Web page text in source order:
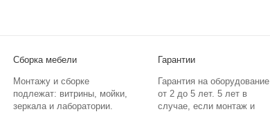
Сборка мебели
Монтажу и сборке
подлежат: витрины, мойки,
зеркала и лаборатории.
Гарантии
Гарантия на оборудование
от 2 до 5 лет. 5 лет в
случае, если монтаж и